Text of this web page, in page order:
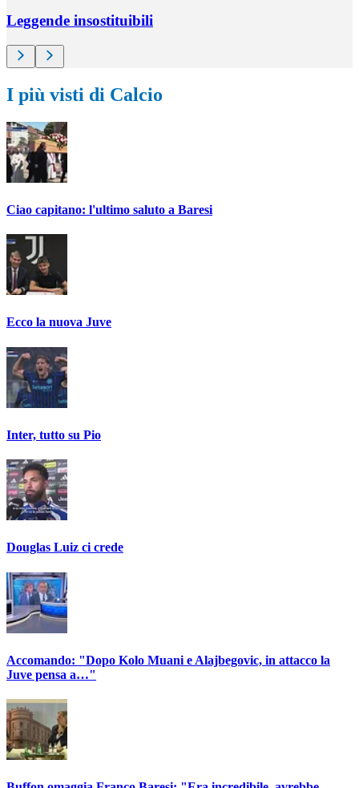
Leggende insostituibili
I più visti di Calcio
Ciao capitano: l'ultimo saluto a Baresi
Ecco la nuova Juve
Inter, tutto su Pio
Douglas Luiz ci crede
Accomando: "Dopo Kolo Muani e Alajbegovic, in attacco la
Juve pensa a…"